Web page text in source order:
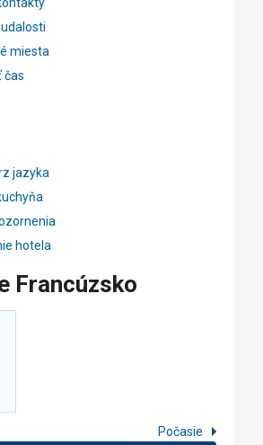
miesta
čas
jazyka
hotela
Francúzsko
Počasie